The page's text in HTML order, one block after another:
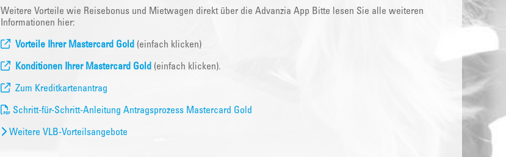
Weitere Vorteile wie Reisebonus und Mietwagen direkt über die Advanzia App Bitte lesen Sie alle weiteren
Informationen hier:
Vorteile Ihrer Mastercard Gold (einfach klicken)
Konditionen Ihrer Mastercard Gold (einfach klicken).
Zum Kreditkartenantrag
Schritt-für-Schritt-Anleitung Antragsprozess Mastercard Gold
Weitere VLB-Vorteilsangebote